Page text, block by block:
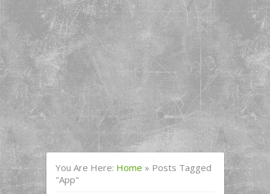
You Are Here: Home » Posts Tagged
"app"